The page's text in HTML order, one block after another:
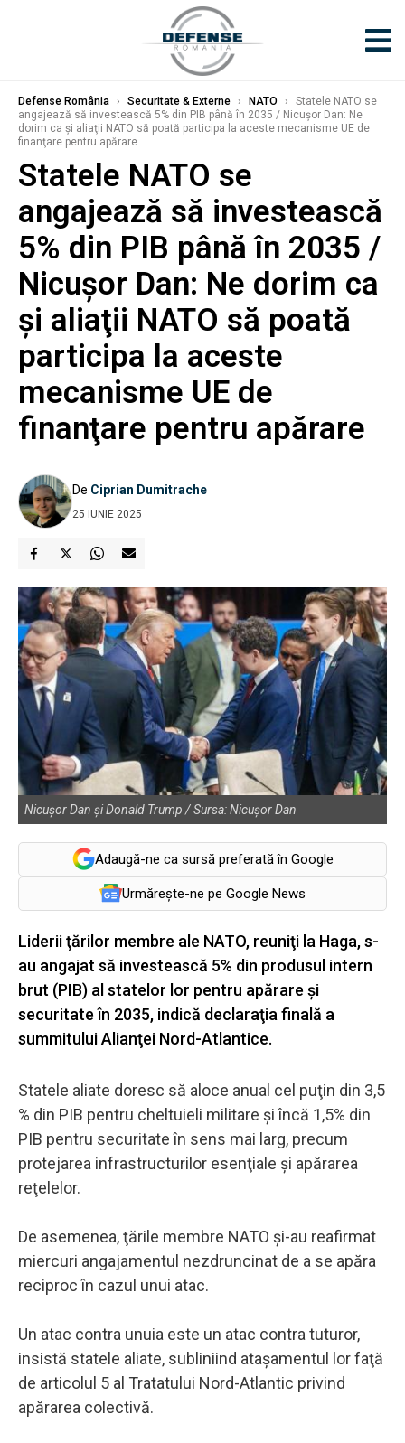
Defense România › Securitate & Externe › NATO ›
Statele NATO se
angajează să investească 5% din PIB până în 2035 / Nicuşor Dan: Ne
dorim ca şi aliaţii NATO să poată participa la aceste mecanisme UE de
finanţare pentru apărare
Statele NATO se
angajează să investească
5% din PIB până în 2035 /
Nicuşor Dan: Ne dorim ca
şi aliaţii NATO să poată
participa la aceste
mecanisme UE de
finanţare pentru apărare
De Ciprian Dumitrache
25 IUNIE 2025
Nicușor Dan și Donald Trump / Sursa: Nicușor Dan
Adaugă-ne ca sursă preferată în Google
Urmărește-ne pe Google News
Liderii ţărilor membre ale NATO, reuniţi la Haga, s-
au angajat să investească 5% din produsul intern
brut (PIB) al statelor lor pentru apărare şi
securitate în 2035, indică declaraţia finală a
summitului Alianţei Nord-Atlantice.
Statele aliate doresc să aloce anual cel puţin din 3,5
% din PIB pentru cheltuieli militare şi încă 1,5% din
PIB pentru securitate în sens mai larg, precum
protejarea infrastructurilor esenţiale şi apărarea
reţelelor.
De asemenea, ţările membre NATO şi-au reafirmat
miercuri angajamentul nezdruncinat de a se apăra
reciproc în cazul unui atac.
Un atac contra unuia este un atac contra tuturor,
insistă statele aliate, subliniind ataşamentul lor faţă
de articolul 5 al Tratatului Nord-Atlantic privind
apărarea colectivă.